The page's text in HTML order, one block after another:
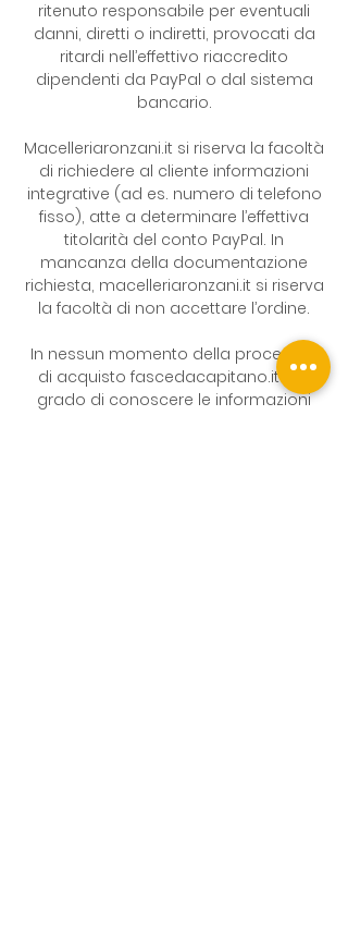
ritenuto responsabile per eventuali
danni, diretti o indiretti, provocati da
ritardi nell’effettivo riaccredito
dipendenti da PayPal o dal sistema
bancario.
Macelleriaronzani.it si riserva la facoltà
di richiedere al cliente informazioni
integrative (ad es. numero di telefono
fisso), atte a determinare l’effettiva
titolarità del conto PayPal. In
mancanza della documentazione
richiesta, macelleriaronzani.it si riserva
la facoltà di non accettare l’ordine.
In nessun momento della procedura
di acquisto fascedacapitano.it è in
grado di conoscere le informazioni